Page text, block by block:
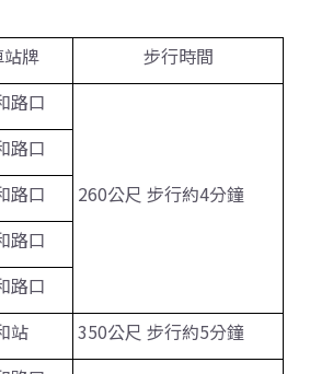
牌 步行時間
路口
260公尺 步行約4分鐘
路口
路口
路口
路口
站
350公尺 步行約5分鐘